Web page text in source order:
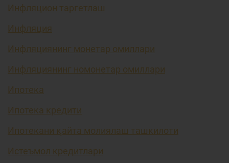
Инфляцион таргетлаш
Инфляция
Инфляциянинг монетар омиллари
Инфляциянинг номонетар омиллари
Ипотека
Ипотека кредити
Ипотекани қайта молиялаш ташкилоти
Истеъмол кредитлари